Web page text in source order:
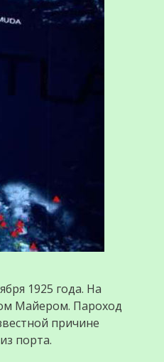
1925 года. На
Майером. Пароход
причине
порта.